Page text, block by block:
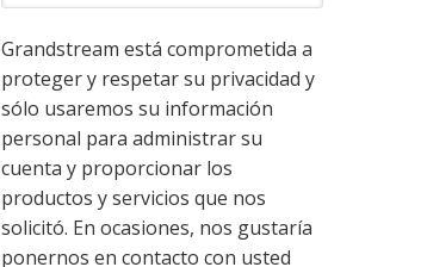
Grandstream está comprometida a
proteger y respetar su privacidad y
sólo usaremos su información
personal para administrar su
cuenta y proporcionar los
productos y servicios que nos
solicitó. En ocasiones, nos gustaría
ponernos en contacto con usted